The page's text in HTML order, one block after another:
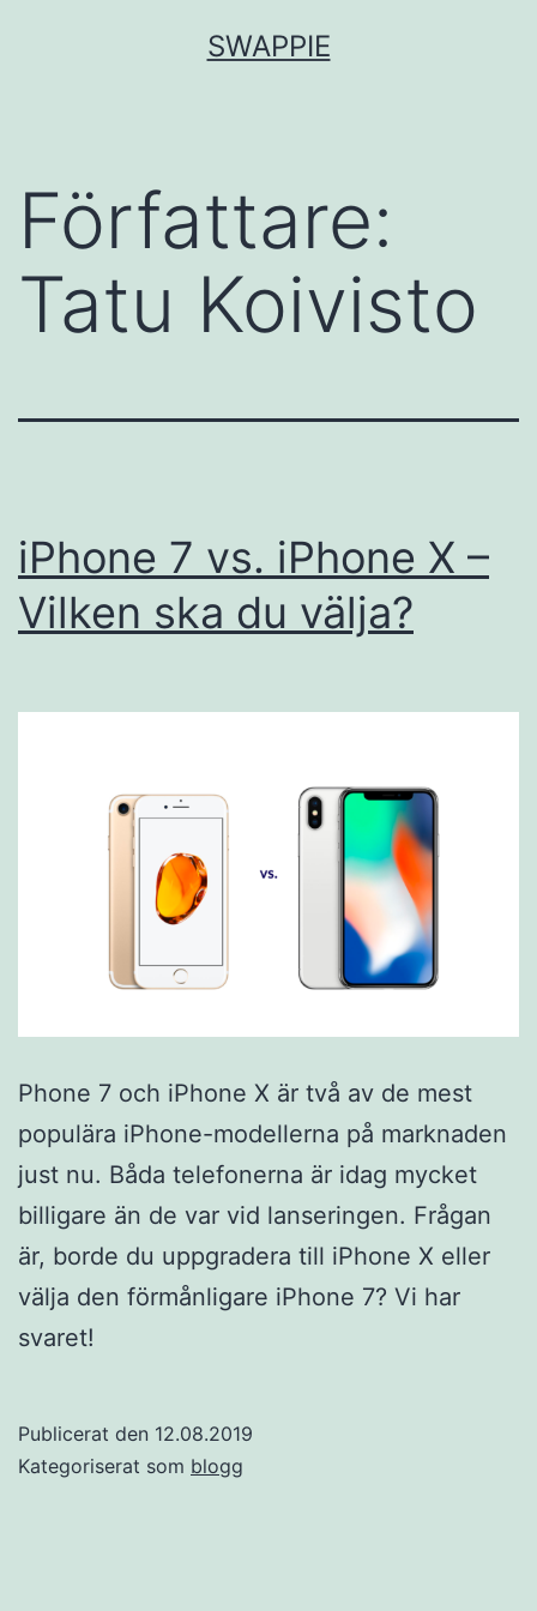
SWAPPIE
Författare:
Tatu Koivisto
iPhone 7 vs. iPhone X –
Vilken ska du välja?
Phone 7 och iPhone X är två av de mest
populära iPhone-modellerna på marknaden
just nu. Båda telefonerna är idag mycket
billigare än de var vid lanseringen. Frågan
är, borde du uppgradera till iPhone X eller
välja den förmånligare iPhone 7? Vi har
svaret!
Publicerat den 12.08.2019
Kategoriserat som blogg